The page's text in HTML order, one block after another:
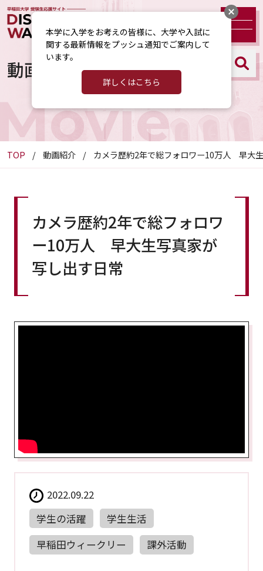
動画紹介
TOP 動画紹介 カメラ歴約2年で総フォロワー10万人 早大
カメラ歴約2年で総フォロワ
ー10万人 早大生写真家が
写し出す日常
2022.09.22
学生の活躍
学生生活
早稲田ウィークリー
課外活動
本学に入学をお考えの皆様に、大学や入試に
関する最新情報をプッシュ通知でご案内して
います。
詳しくはこちら